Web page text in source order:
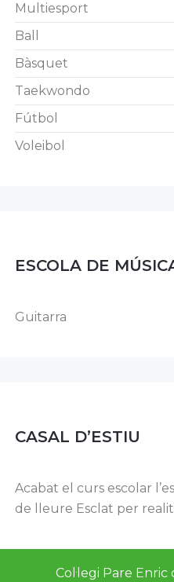
Multiesport
Ball
Bàsquet
Taekwondo
Fútbol
Voleibol
ESCOLA DE
Guitarra
CASAL D’ESTIU
Acabat el curs escolar
de lleure Esclat per
Col·legi Pare